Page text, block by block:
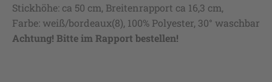
Stickhöhe: ca 50 cm, Breitenrapport ca 16,3 cm,
Farbe: weiß/bordeaux(8), 100% Polyester, 30° waschbar
Achtung! Bitte im Rapport bestellen!